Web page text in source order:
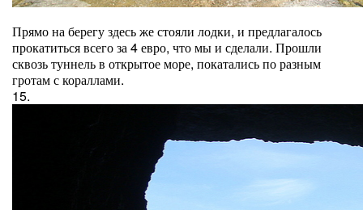
Прямо на берегу здесь же стояли лодки, и предлагалось
прокатиться всего за 4 евро, что мы и сделали. Прошли
сквозь туннель в открытое море, покатались по разным
гротам с кораллами.
15.